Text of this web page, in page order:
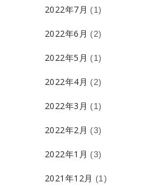
2022年7月 (1)
2022年6月 (2)
2022年5月 (1)
2022年4月 (2)
2022年3月 (1)
2022年2月 (3)
2022年1月 (3)
2021年12月 (1)